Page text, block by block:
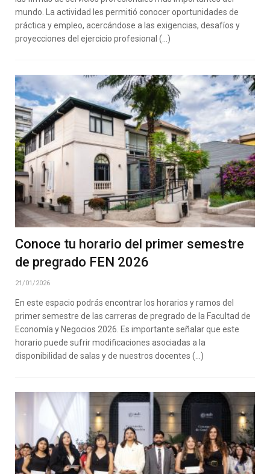
mundo. La actividad les permitió conocer oportunidades de
práctica y empleo, acercándose a las exigencias, desafíos y
proyecciones del ejercicio profesional (…)
Conoce tu horario del primer semestre
de pregrado FEN 2026
21/01/2026
En este espacio podrás encontrar los horarios y ramos del
primer semestre de las carreras de pregrado de la Facultad de
Economía y Negocios 2026. Es importante señalar que este
horario puede sufrir modificaciones asociadas a la
disponibilidad de salas y de nuestros docentes (…)